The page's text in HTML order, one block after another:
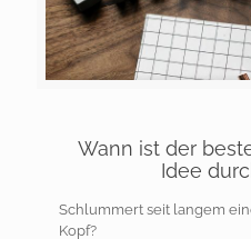
Wann ist der
Idee
Schlummert seit langem
Kopf?